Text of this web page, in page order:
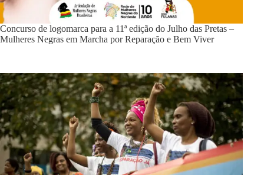
Concurso de logomarca para a 11ª edição do Julho das Pretas –
Mulheres Negras em Marcha por Reparação e Bem Viver